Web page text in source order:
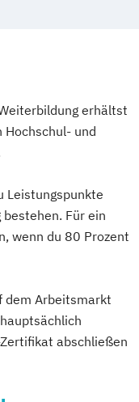
-
r Berater/-
erhältst
und
Leistungspunkte
Für ein
wenn du 80 Prozent
dem Arbeitsmarkt
abschließen